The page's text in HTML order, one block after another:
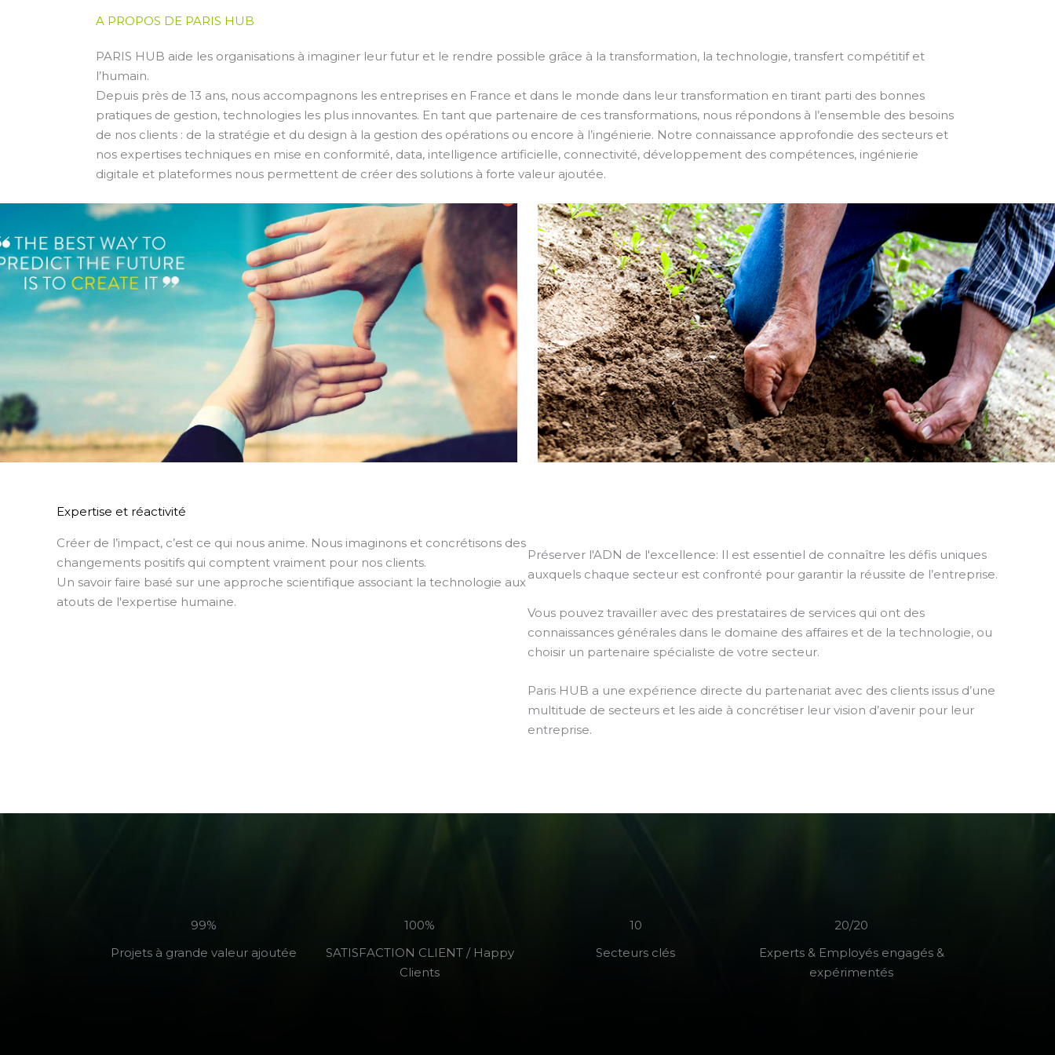
A PROPOS DE PARIS HUB
PARIS HUB aide les organisations à imaginer leur futur et le rendre possible grâce à la transformation, la technologie, transfert compétitif et
l’humain.
Depuis près de 13 ans, nous accompagnons les entreprises en France et dans le monde dans leur transformation en tirant parti des bonnes
pratiques de gestion, technologies les plus innovantes. En tant que partenaire de ces transformations, nous répondons à l’ensemble des besoins
de nos clients : de la stratégie et du design à la gestion des opérations ou encore à l’ingénierie. Notre connaissance approfondie des secteurs et
nos expertises techniques en mise en conformité, data, intelligence artificielle, connectivité, développement des compétences, ingénierie
digitale et plateformes nous permettent de créer des solutions à forte valeur ajoutée.
Expertise et réactivité
Créer de l’impact, c’est ce qui nous anime. Nous imaginons et concrétisons des
changements positifs qui comptent vraiment pour nos clients.
Un savoir faire basé sur une approche scientifique associant la technologie aux
atouts de l'expertise humaine.
Préserver l'ADN de l'excellence: Il est essentiel de connaître les défis uniques
auxquels chaque secteur est confronté pour garantir la réussite de l’entreprise.
Vous pouvez travailler avec des prestataires de services qui ont des
connaissances générales dans le domaine des affaires et de la technologie, ou
choisir un partenaire spécialiste de votre secteur.
Paris HUB a une expérience directe du partenariat avec des clients issus d’une
multitude de secteurs et les aide à concrétiser leur vision d’avenir pour leur
entreprise.
99%
Projets à grande valeur ajoutée
100%
SATISFACTION CLIENT / Happy
Clients
10
Secteurs clés
20/20
Experts & Employés engagés &
expérimentés